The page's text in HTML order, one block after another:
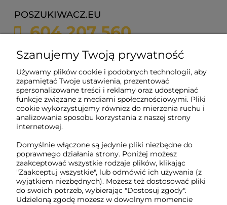
POSZUKIWACZ.EU
604 207 560
ul. Żychonia 9,
85-791 Bydgoszcz,
woj. kujawsko-pomorskie
NIP: 5882358633
REGON: 221079690
O nas
Obsługa klienta
Szanujemy Twoją prywatność
Używamy plików cookie i podobnych technologii, aby
zapamiętać Twoje ustawienia, prezentować
spersonalizowane treści i reklamy oraz udostępniać
funkcje związane z mediami społecznościowymi. Pliki
cookie wykorzystujemy również do mierzenia ruchu i
analizowania sposobu korzystania z naszej strony
internetowej.
Domyślnie włączone są jedynie pliki niezbędne do
poprawnego działania strony. Poniżej możesz
zaakceptować wszystkie rodzaje plików, klikając
"Zaakceptuj wszystkie", lub odmówić ich używania (z
wyjątkiem niezbędnych). Możesz też dostosować pliki
do swoich potrzeb, wybierając "Dostosuj zgody".
Udzieloną zgodę możesz w dowolnym momencie